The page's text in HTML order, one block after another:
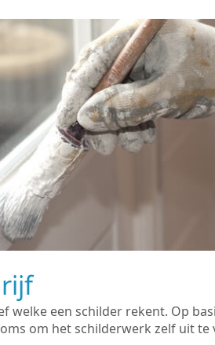
welke een schilder rekent. Op
om het schilderwerk zelf uit te